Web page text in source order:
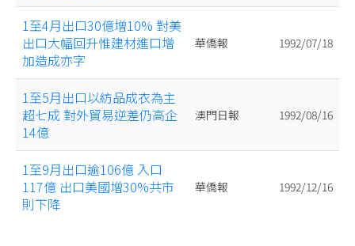
1至4月出口30億增10% 對美
出口大幅回升惟建材進口增
加造成亦字
華僑報 1992/07/18
1至5月出口以紡品成衣為主
超七成 對外貿易逆差仍高企
14億
澳門日報 1992/08/16
1至9月出口逾106億 入口
117億 出口美國增30%共市
則下降
華僑報 1992/12/16